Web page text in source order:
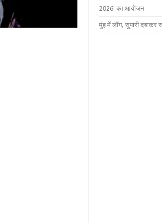
2026’ का आयोजन
मुंह में लौंग, सुपारी